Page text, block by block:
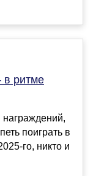
в ритме
поиграть в
го, никто и